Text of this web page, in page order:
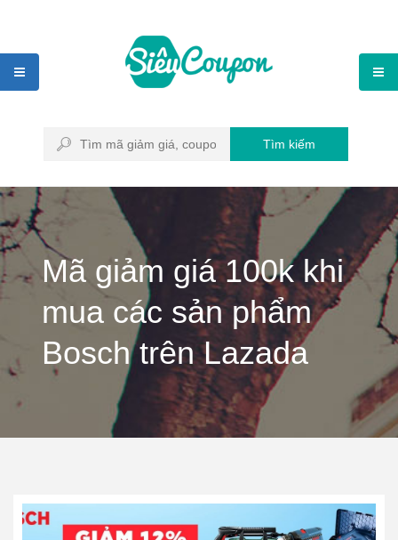
Tìm kiếm
Mã giảm giá 100k khi
mua các sản phẩm
Bosch trên Lazada